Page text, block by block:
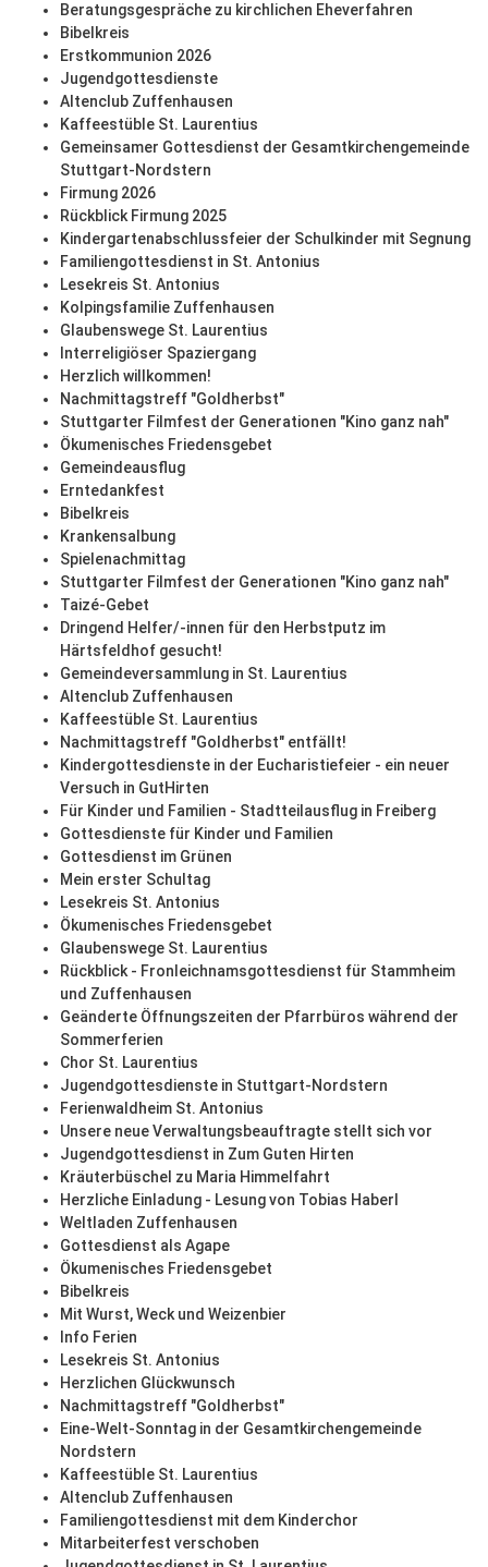
Beratungsgespräche zu kirchlichen Eheverfahren
Bibelkreis
Erstkommunion 2026
Jugendgottesdienste
Altenclub Zuffenhausen
Kaffeestüble St. Laurentius
Gemeinsamer Gottesdienst der Gesamtkirchengemeinde
Stuttgart-Nordstern
Firmung 2026
Rückblick Firmung 2025
Kindergartenabschlussfeier der Schulkinder mit Segnung
Familiengottesdienst in St. Antonius
Lesekreis St. Antonius
Kolpingsfamilie Zuffenhausen
Glaubenswege St. Laurentius
Interreligiöser Spaziergang
Herzlich willkommen!
Nachmittagstreff "Goldherbst"
Stuttgarter Filmfest der Generationen "Kino ganz nah"
Ökumenisches Friedensgebet
Gemeindeausflug
Erntedankfest
Bibelkreis
Krankensalbung
Spielenachmittag
Stuttgarter Filmfest der Generationen "Kino ganz nah"
Taizé-Gebet
Dringend Helfer/-innen für den Herbstputz im
Härtsfeldhof gesucht!
Gemeindeversammlung in St. Laurentius
Altenclub Zuffenhausen
Kaffeestüble St. Laurentius
Nachmittagstreff "Goldherbst" entfällt!
Kindergottesdienste in der Eucharistiefeier - ein neuer
Versuch in GutHirten
Für Kinder und Familien - Stadtteilausflug in Freiberg
Gottesdienste für Kinder und Familien
Gottesdienst im Grünen
Mein erster Schultag
Lesekreis St. Antonius
Ökumenisches Friedensgebet
Glaubenswege St. Laurentius
Rückblick - Fronleichnamsgottesdienst für Stammheim
und Zuffenhausen
Geänderte Öffnungszeiten der Pfarrbüros während der
Sommerferien
Chor St. Laurentius
Jugendgottesdienste in Stuttgart-Nordstern
Ferienwaldheim St. Antonius
Unsere neue Verwaltungsbeauftragte stellt sich vor
Jugendgottesdienst in Zum Guten Hirten
Kräuterbüschel zu Maria Himmelfahrt
Herzliche Einladung - Lesung von Tobias Haberl
Weltladen Zuffenhausen
Gottesdienst als Agape
Ökumenisches Friedensgebet
Bibelkreis
Mit Wurst, Weck und Weizenbier
Info Ferien
Lesekreis St. Antonius
Herzlichen Glückwunsch
Nachmittagstreff "Goldherbst"
Eine-Welt-Sonntag in der Gesamtkirchengemeinde
Nordstern
Kaffeestüble St. Laurentius
Altenclub Zuffenhausen
Familiengottesdienst mit dem Kinderchor
Mitarbeiterfest verschoben